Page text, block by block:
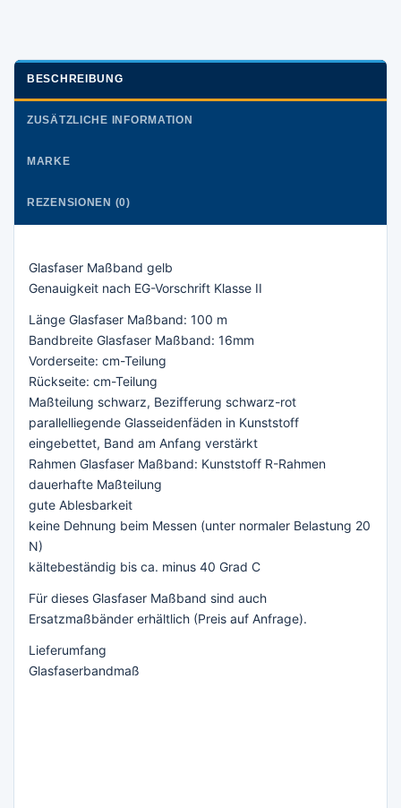
BESCHREIBUNG
ZUSÄTZLICHE INFORMATION
MARKE
REZENSIONEN (0)
Glasfaser Maßband gelb
Genauigkeit nach EG-Vorschrift Klasse II
Länge Glasfaser Maßband: 100 m
Bandbreite Glasfaser Maßband: 16mm
Vorderseite: cm-Teilung
Rückseite: cm-Teilung
Maßteilung schwarz, Bezifferung schwarz-rot
parallelliegende Glasseidenfäden in Kunststoff
eingebettet, Band am Anfang verstärkt
Rahmen Glasfaser Maßband: Kunststoff R-Rahmen
dauerhafte Maßteilung
gute Ablesbarkeit
keine Dehnung beim Messen (unter normaler Belastung 20
N)
kältebeständig bis ca. minus 40 Grad C
Für dieses Glasfaser Maßband sind auch
Ersatzmaßbänder erhältlich (Preis auf Anfrage).
Lieferumfang
Glasfaserbandmaß